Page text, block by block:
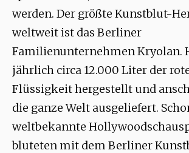
werden. Der größte Kunstblut-
weltweit ist das Berliner
Familienunternehmen Kryolan.
jährlich circa 12.000 Liter der
Flüssigkeit hergestellt und
die ganze Welt ausgeliefert.
weltbekannte
bluteten mit dem Berliner